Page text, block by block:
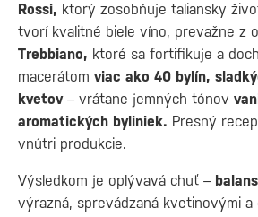
Rossi, ktorý zosobňuje taliansky
tvorí kvalitné biele víno, prevažne z
Trebbiano, ktoré sa fortifikuje a
macerátom viac ako 40 bylín,
kvetov– vrátane jemných tónov
aromatických byliniek. Presný
vnútri produkcie.
Výsledkom je oplývavá chuť –
výrazná, sprevádzaná kvetinovými